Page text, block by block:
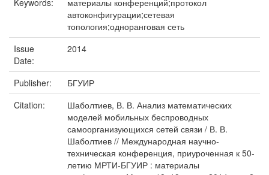
Keywords:
материалы конференций;протокол
автоконфигурации;сетевая
топология;одноранговая сеть
Issue
Date:
2014
Publisher:
БГУИР
Citation:
Шаболтиев, В. В. Анализ математических
моделей мобильных беспроводных
самоорганизующихся сетей связи / В. В.
Шаболтиев // Международная научно-
техническая конференция, приуроченная к 50-
летию МРТИ-БГУИР : материалы